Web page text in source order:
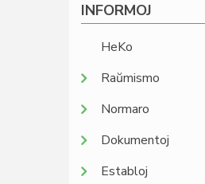
INFORMOJ
HeKo
Raŭmismo
Normaro
Dokumentoj
Establoj